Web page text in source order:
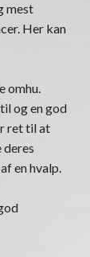
mest
Her kan
omhu.
og en god
ret til at
en hvalp.